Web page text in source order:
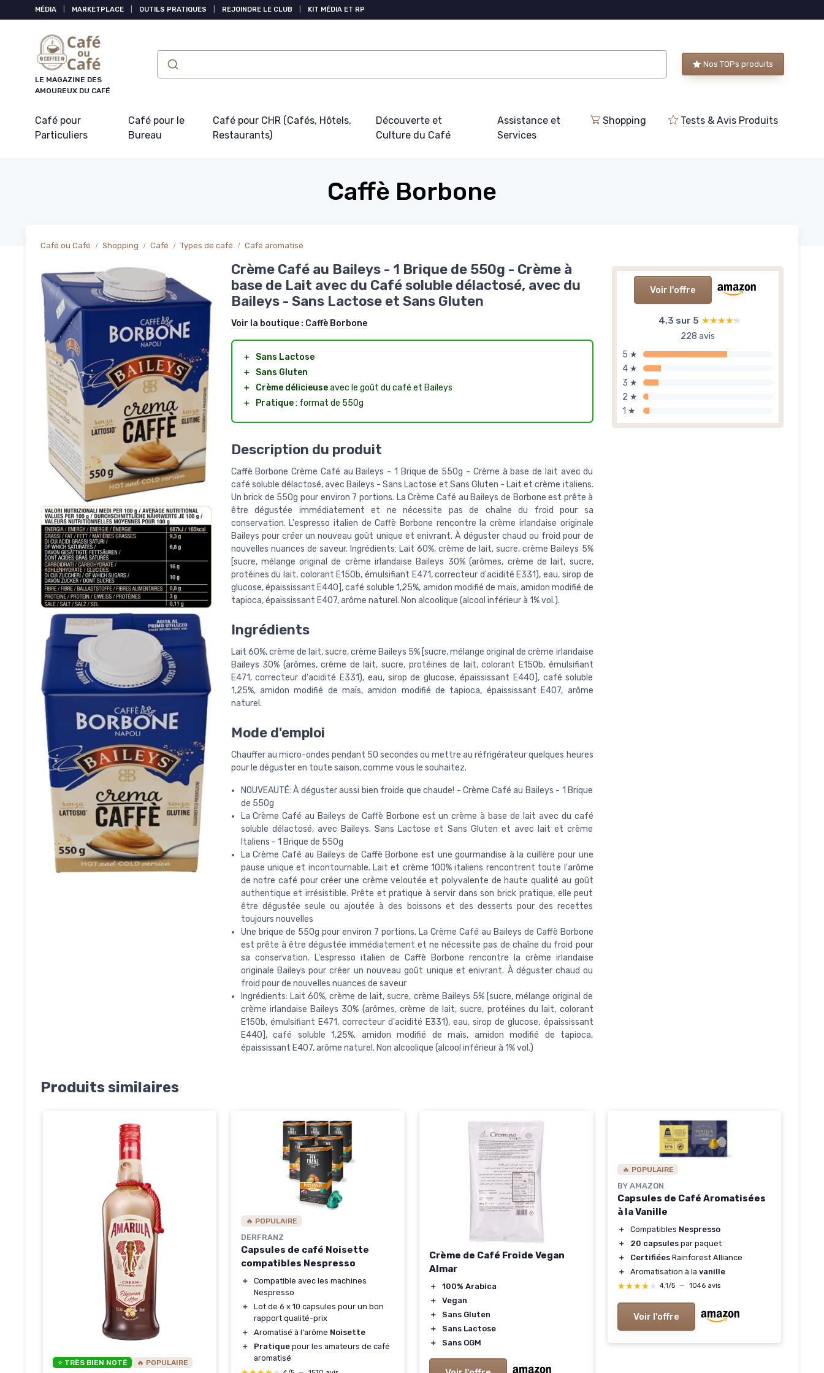
MÉDIA MARKETPLACE OUTILS PRATIQUES REJOINDRE LE CLUB KIT MÉDIA ET RP
LE MAGAZINE DES
AMOUREUX DU CAFÉ
Nos TOPs produits
Café pour
Particuliers
Café pour le
Bureau
Café pour CHR (Cafés, Hôtels,
Restaurants)
Découverte et
Culture du Café
Assistance et
Services
Shopping Tests & Avis Produits
Caffè Borbone
Café ou Café Shopping Café Types de café Café aromatisé
Voir l'offre
4,3 sur 5 ★★★★★
★★★★★
228 avis
5 ★
4 ★
3 ★
2 ★
1 ★
Crème Café au Baileys - 1 Brique de 550g - Crème à
base de Lait avec du Café soluble délactosé, avec du
Baileys - Sans Lactose et Sans Gluten
Voir la boutique : Caffè Borbone
＋
Sans Lactose
＋
Sans Gluten
＋
Crème délicieuseavec le goût du café et Baileys
＋
Pratique: format de 550g
Description du produit
Caffè Borbone Crème Café au Baileys - 1 Brique de 550g - Crème à base de lait avec du
café soluble délactosé, avec Baileys - Sans Lactose et Sans Gluten - Lait et crème italiens.
Un brick de 550g pour environ 7 portions. La Crème Café au Baileys de Borbone est prête à
être dégustée immédiatement et ne nécessite pas de chaîne du froid pour sa
conservation. L'espresso italien de Caffè Borbone rencontre la crème irlandaise originale
Baileys pour créer un nouveau goût unique et enivrant. À déguster chaud ou froid pour de
nouvelles nuances de saveur. Ingrédients: Lait 60%, crème de lait, sucre, crème Baileys 5%
[sucre, mélange original de crème irlandaise Baileys 30% (arômes, crème de lait, sucre,
protéines du lait, colorant E150b, émulsifiant E471, correcteur d'acidité E331), eau, sirop de
glucose, épaississant E440], café soluble 1,25%, amidon modifié de maïs, amidon modifié de
tapioca, épaississant E407, arôme naturel. Non alcoolique (alcool inférieur à 1% vol.).
Ingrédients
Lait 60%, crème de lait, sucre, crème Baileys 5% [sucre, mélange original de crème irlandaise
Baileys 30% (arômes, crème de lait, sucre, protéines de lait, colorant E150b, émulsifiant
E471, correcteur d'acidité E331), eau, sirop de glucose, épaississant E440], café soluble
1,25%, amidon modifié de maïs, amidon modifié de tapioca, épaississant E407, arôme
naturel.
Mode d'emploi
Chauffer au micro-ondes pendant 50 secondes ou mettre au réfrigérateur quelques heures
pour le déguster en toute saison, comme vous le souhaitez.
NOUVEAUTÉ: À déguster aussi bien froide que chaude! - Crème Café au Baileys - 1 Brique
de 550g
La Crème Café au Baileys de Caffè Borbone est un crème à base de lait avec du café
soluble délactosé, avec Baileys. Sans Lactose et Sans Gluten et avec lait et crème
Italiens - 1 Brique de 550g
La Crème Café au Baileys de Caffè Borbone est une gourmandise à la cuillère pour une
pause unique et incontournable. Lait et crème 100% italiens rencontrent toute l'arôme
de notre café pour créer une crème veloutée et polyvalente de haute qualité au goût
authentique et irrésistible. Prête et pratique à servir dans son brick pratique, elle peut
être dégustée seule ou ajoutée à des boissons et des desserts pour des recettes
toujours nouvelles
Une brique de 550g pour environ 7 portions. La Crème Café au Baileys de Caffè Borbone
est prête à être dégustée immédiatement et ne nécessite pas de chaîne du froid pour
sa conservation. L'espresso italien de Caffè Borbone rencontre la crème irlandaise
originale Baileys pour créer un nouveau goût unique et enivrant. À déguster chaud ou
froid pour de nouvelles nuances de saveur
Ingrédients: Lait 60%, crème de lait, sucre, crème Baileys 5% [sucre, mélange original de
crème irlandaise Baileys 30% (arômes, crème de lait, sucre, protéines du lait, colorant
E150b, émulsifiant E471, correcteur d'acidité E331), eau, sirop de glucose, épaississant
E440], café soluble 1,25%, amidon modifié de maïs, amidon modifié de tapioca,
épaississant E407, arôme naturel. Non alcoolique (alcool inférieur à 1% vol.)
Produits similaires
⭐ TRÈS BIEN NOTÉ 🔥 POPULAIRE
🔥 POPULAIRE
DERFRANZ
Capsules de café Noisette
compatibles Nespresso
＋
Compatible avec les machines
Nespresso
＋
Lot de 6 x 10 capsules pour un bon
rapport qualité-prix
＋
Aromatisé à l‘arôme Noisette
＋
Pratique pour les amateurs de café
aromatisé
Crème de Café Froide Vegan
Almar
＋
100% Arabica
＋
Vegan
＋
Sans Gluten
＋
Sans Lactose
＋
Sans OGM
🔥 POPULAIRE
BY AMAZON
Capsules de Café Aromatisées
à la Vanille
＋ Compatibles Nespresso
＋
20 capsules par paquet
＋
Certifiées Rainforest Alliance
＋
Aromatisation à la vanille
★★★★★
★★★★★ 4,1/5 — 1046 avis
Voir l'offre
Panneau de gestion des cookies